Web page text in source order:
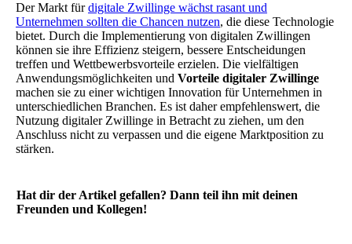
Der Markt fürdigitale Zwillinge wächst rasant und
Unternehmen sollten die Chancen nutzen, die diese Technologie
bietet. Durch die Implementierung von digitalen Zwillingen
können sie ihre Effizienz steigern, bessere Entscheidungen
treffen und Wettbewerbsvorteile erzielen. Die vielfältigen
Anwendungsmöglichkeiten und Vorteile digitaler Zwillinge
machen sie zu einer wichtigen Innovation für Unternehmen in
unterschiedlichen Branchen. Es ist daher empfehlenswert, die
Nutzung digitaler Zwillinge in Betracht zu ziehen, um den
Anschluss nicht zu verpassen und die eigene Marktposition zu
stärken.
Hat dir der Artikel gefallen? Dann teil ihn mit deinen
Freunden und Kollegen!